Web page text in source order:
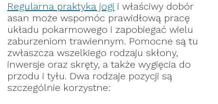
Regularna praktyka jogi i właściwy dobór
asan może wspomóc prawidłową pracę
układu pokarmowego i zapobiegać wielu
zaburzeniom trawiennym. Pomocne są tu
zwłaszcza wszelkiego rodzaju skłony,
inwersje oraz skręty, a także wygięcia do
przodu i tyłu. Dwa rodzaje pozycji są
szczególnie korzystne: